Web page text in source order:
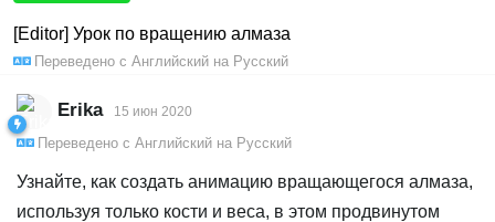
Обучение
Попробовать
Купить
[Editor] Урок по вращению алмаза
Переведено с Английский на Русский
Erika 15 июн 2020
Переведено с Английский на Русский
Узнайте, как создать анимацию вращающегося алмаза,
используя только кости и веса, в этом продвинутом